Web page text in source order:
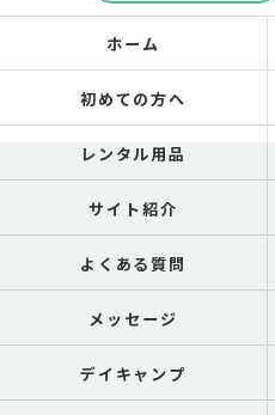
ホーム
初めての方へ
レンタル用品
サイト紹介
よくある質問
メッセージ
デイキャンプ